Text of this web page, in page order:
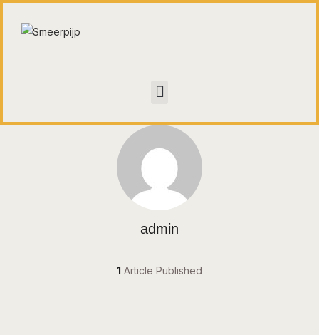
CONTACT
WALL OF FAME
admin
1 Article Published